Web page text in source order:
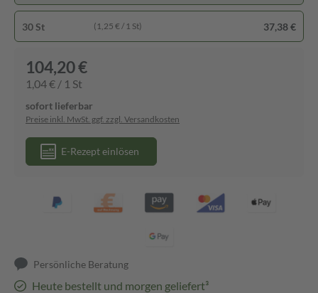
30 St (1,25 € / 1 St) 37,38 €
104,20 €
1,04 € / 1 St
sofort lieferbar
Preise inkl. MwSt. ggf. zzgl. Versandkosten
E-Rezept einlösen
Persönliche Beratung
Heute bestellt und morgen geliefert³